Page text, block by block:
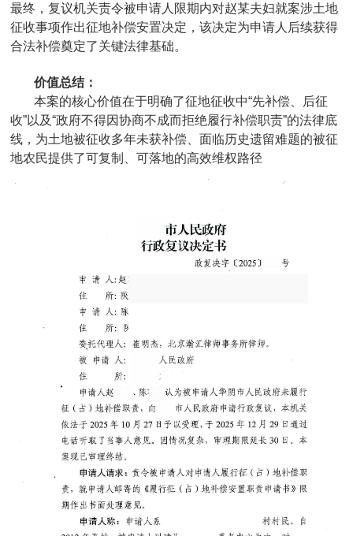
最终，复议机关责令被申请人限期内对赵某夫妇就案涉土地
征收事项作出征地补偿安置决定，该决定为申请人后续获得
合法补偿奠定了关键法律基础。
价值总结：
本案的核心价值在于明确了征地征收中“先补偿、后征
收”以及“政府不得因协商不成而拒绝履行补偿职责”的法律底
线，为土地被征收多年未获补偿、面临历史遗留难题的被征
地农民提供了可复制、可落地的高效维权路径